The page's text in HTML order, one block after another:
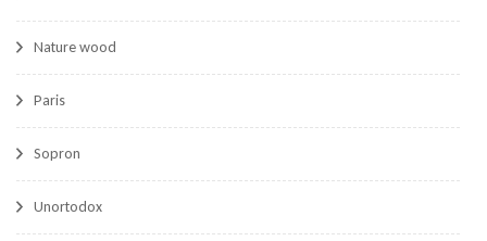
Nature wood
Paris
Sopron
Unortodox